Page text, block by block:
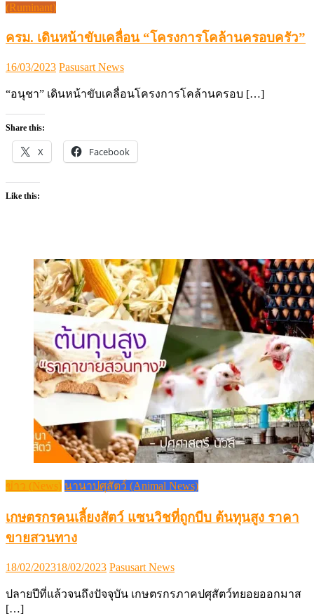
(Ruminant)
ครม. เดินหน้าขับเคลื่อน “โครงการโคล้านครอบครัว”
Posted
16/03/2023 Author
Pasusart News
“อนุชา” เดินหน้าขับเคลื่อนโครงการโคล้านครอบ […]
Share this:
X Facebook
Like this:
ข่าว (News) นานาปศุสัตว์ (Animal News)
เกษตรกรคนเลี้ยงสัตว์ แซนวิชที่ถูกบีบ ต้นทุนสูง ราคา
ขายสวนทาง
Posted
18/02/202318/02/2023 Author
Pasusart News
ปลายปีที่แล้วจนถึงปัจจุบัน เกษตรกรภาคปศุสัตว์ทยอยออกมาส
[…]